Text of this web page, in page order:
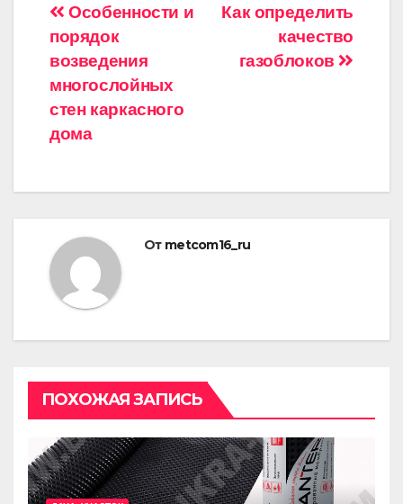
Навигация
по
записям
Как определить
качество
газоблоков
Особенности и
порядок
возведения
многослойных
стен каркасного
дома
От metcom16_ru
ПОХОЖАЯ ЗАПИСЬ